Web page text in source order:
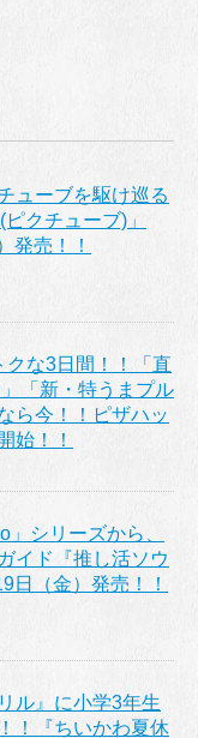
ューブを駆け巡る
クチューブ)」
発売！！
な3日間！！「直
「新・特うまプル
ら今！！ピザハッ
始！！
」シリーズから、
イド『推し活ソウ
日（金）発売！！
ル』に小学3年生
！『ちいかわ夏休